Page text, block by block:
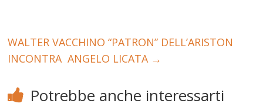
WALTER VACCHINO “PATRON” DELL’ARISTON
INCONTRA ANGELO LICATA →
Potrebbe anche interessarti